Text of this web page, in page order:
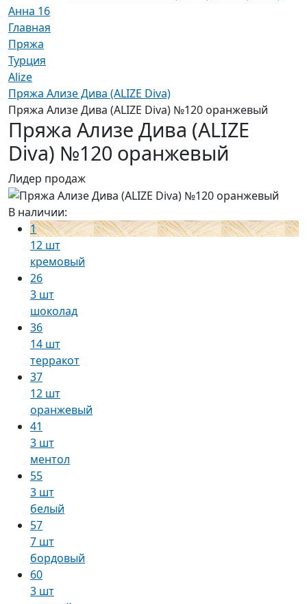
Анна 16
Главная
Пряжа
Турция
Alize
Пряжа Ализе Дива (ALIZE Diva)
Пряжа Ализе Дива (ALIZE Diva) №120 оранжевый
Пряжа Ализе Дива (ALIZE
Diva) №120 оранжевый
Лидер продаж
В наличии:
1
12 шт
кремовый
26
3 шт
шоколад
36
14 шт
терракот
37
12 шт
оранжевый
41
3 шт
ментол
55
3 шт
белый
57
7 шт
бордовый
60
3 шт